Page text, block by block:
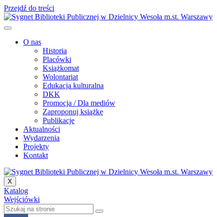
Przejdź do treści
O nas
Historia
Placówki
Książkomat
Wolontariat
Edukacja kulturalna
DKK
Promocja / Dla mediów
Zaproponuj książkę
Publikacje
Aktualności
Wydarzenia
Projekty
Kontakt
X
Katalog
Wejściówki